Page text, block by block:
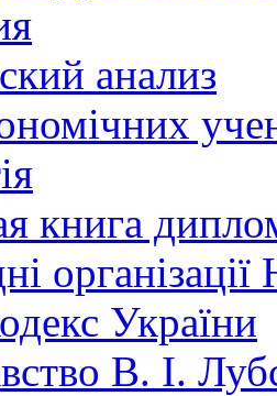
анализ
книга
України
В. І.